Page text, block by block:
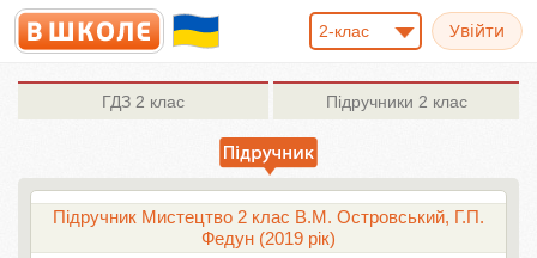
2-клас
ГДЗ 2 клас Підручники 2 клас
Підручник Мистецтво 2 клас В.М. Островський, Г.П.
Федун (2019 рік)